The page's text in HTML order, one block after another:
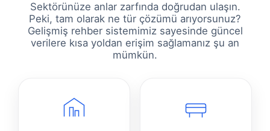
Sektörünüze anlar zarfında doğrudan ulaşın.
Peki, tam olarak ne tür çözümü arıyorsunuz?
Gelişmiş rehber sistemimiz sayesinde güncel
verilere kısa yoldan erişim sağlamanız şu an
mümkün.